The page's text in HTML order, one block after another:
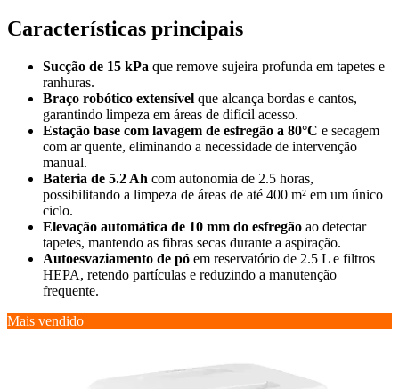
Características principais
Sucção de 15 kPa que remove sujeira profunda em tapetes e
ranhuras.
Braço robótico extensível que alcança bordas e cantos,
garantindo limpeza em áreas de difícil acesso.
Estação base com lavagem de esfregão a 80°C e secagem
com ar quente, eliminando a necessidade de intervenção
manual.
Bateria de 5.2 Ah com autonomia de 2.5 horas,
possibilitando a limpeza de áreas de até 400 m² em um único
ciclo.
Elevação automática de 10 mm do esfregão ao detectar
tapetes, mantendo as fibras secas durante a aspiração.
Autoesvaziamento de pó em reservatório de 2.5 L e filtros
HEPA, retendo partículas e reduzindo a manutenção
frequente.
Mais vendido